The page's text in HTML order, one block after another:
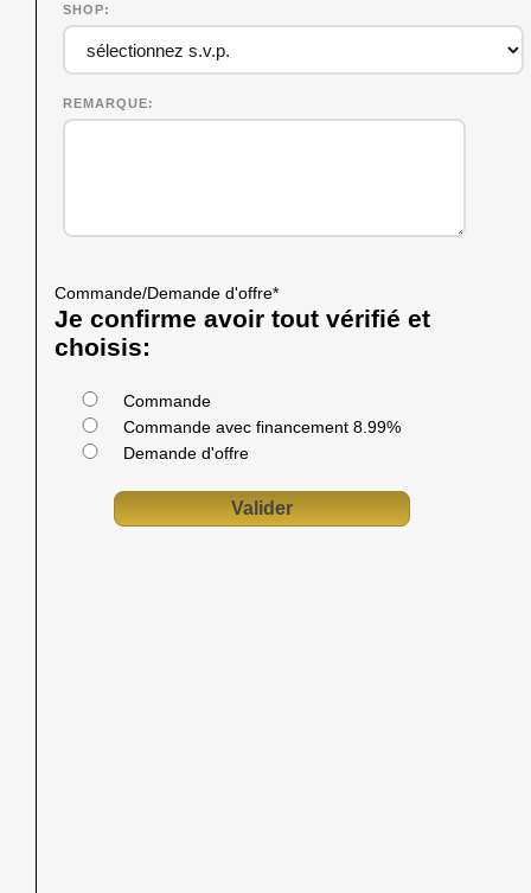
SHOP
REMARQUE
Commande/Demande d'offre*
Je confirme avoir tout vérifié et
choisis:
Commande
Commande avec financement 8.99%
Demande d'offre